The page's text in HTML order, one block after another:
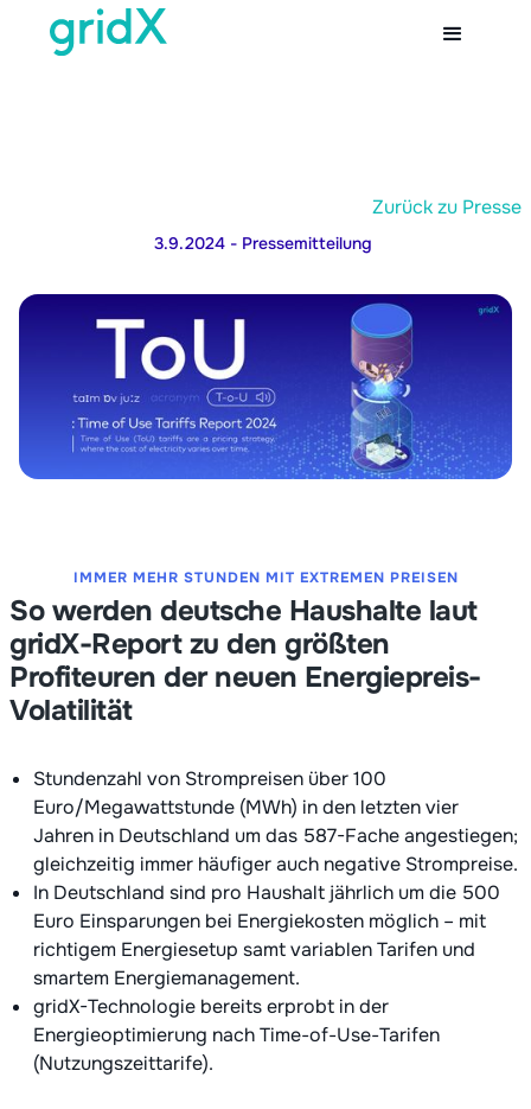
Zurück zu Presse
3.9.2024 - Pressemitteilung
IMMER MEHR STUNDEN MIT EXTREMEN PREISEN
So werden deutsche Haushalte laut
gridX-Report zu den größten
Profiteuren der neuen Energiepreis-
Volatilität
Stundenzahl von Strompreisen über 100
Euro/Megawattstunde (MWh) in den letzten vier
Jahren in Deutschland um das 587-Fache angestiegen;
gleichzeitig immer häufiger auch negative Strompreise.
In Deutschland sind pro Haushalt jährlich um die 500
Euro Einsparungen bei Energiekosten möglich – mit
richtigem Energiesetup samt variablen Tarifen und
smartem Energiemanagement.
gridX-Technologie bereits erprobt in der
Energieoptimierung nach Time-of-Use-Tarifen
(Nutzungszeittarife).